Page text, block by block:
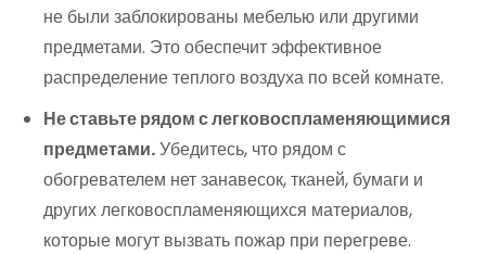
не были заблокированы мебелью или другими
предметами. Это обеспечит эффективное
распределение теплого воздуха по всей комнате.
Не ставьте рядом с легковоспламеняющимися
предметами.Убедитесь, что рядом с
обогревателем нет занавесок, тканей, бумаги и
других легковоспламеняющихся материалов,
которые могут вызвать пожар при перегреве.